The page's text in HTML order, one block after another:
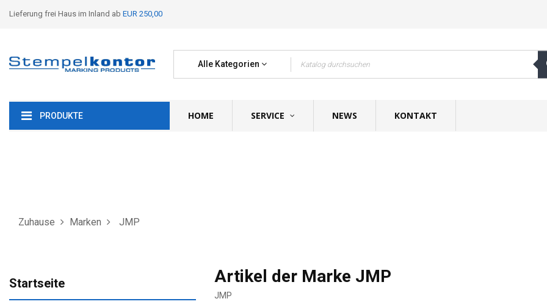
Lieferung frei Haus im Inland ab EUR 250,00
Alle Kategorien
PRODUKTE HOME SERVICE NEWS KONTAKT
Zuhause Marken JMP
Startseite Artikel der Marke JMP
JMP